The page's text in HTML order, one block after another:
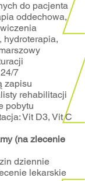
do pacjenta
oddechowa,
hydroterapia,
7
zapisu
rehabilitacji
pobytu
Vit D3, Vit C
(na zlecenie
dziennie
lekarskie